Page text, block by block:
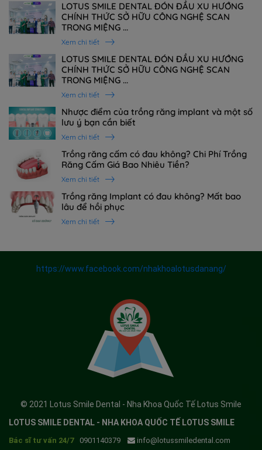
LOTUS SMILE DENTAL ĐÓN ĐẦU XU HƯỚNG
CHÍNH THỨC SỞ HỮU CÔNG NGHỆ SCAN
TRONG MIỆNG ...
Xem chi tiết
LOTUS SMILE DENTAL ĐÓN ĐẦU XU HƯỚNG
CHÍNH THỨC SỞ HỮU CÔNG NGHỆ SCAN
TRONG MIỆNG ...
Xem chi tiết
Nhược điểm của trồng răng implant và một số
lưu ý bạn cần biết
Xem chi tiết
Trồng răng cấm có đau không? Chi Phí Trồng
Răng Cấm Giá Bao Nhiêu Tiền?
Xem chi tiết
Trồng răng Implant có đau không? Mất bao
lâu để hồi phục
Xem chi tiết
https://www.facebook.com/nhakhoalotusdanang/
© 2021 Lotus Smile Dental - Nha Khoa Quốc Tế Lotus Smile
LOTUS SMILE DENTAL - NHA KHOA QUỐC TẾ LOTUS SMILE
Bác sĩ tư vấn 24/7 0901140379 info@lotussmiledental.com